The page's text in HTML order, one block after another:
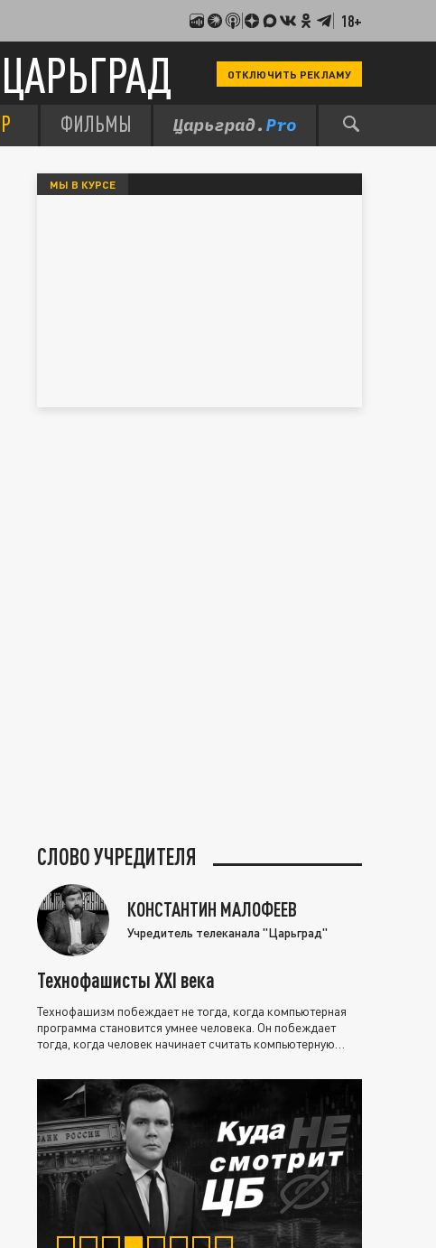
18+
ЦАРЬГРАД ОТКЛЮЧИТЬ РЕКЛАМУ
ФИЛЬМЫ
МЫ В КУРСЕ
СЛОВО УЧРЕДИТЕЛЯ
КОНСТАНТИН МАЛОФЕЕВ
Учредитель телеканала "Царьград"
Технофашисты XXI века
Технофашизм побеждает не тогда, когда компьютерная
программа становится умнее человека. Он побеждает
тогда, когда человек начинает считать компьютерную